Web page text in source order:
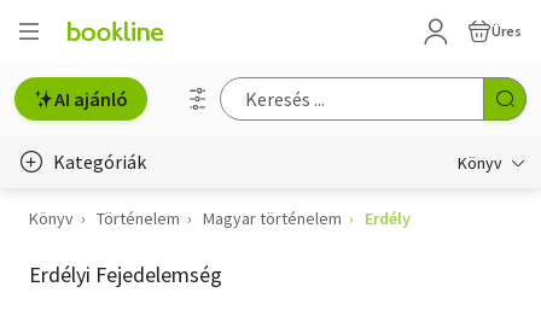
Üres
AI ajánló
Kategóriák Könyv
Életmód, egészség
Erotika
Könyv Történelem Magyar történelem Erdély
Erdélyi Fejedelemség